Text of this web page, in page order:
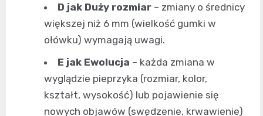
D jak Duży rozmiar – zmiany o średnicy
większej niż 6 mm (wielkość gumki w
ołówku) wymagają uwagi.
E jak Ewolucja – każda zmiana w
wyglądzie pieprzyka (rozmiar, kolor,
kształt, wysokość) lub pojawienie się
nowych objawów (swędzenie, krwawienie)